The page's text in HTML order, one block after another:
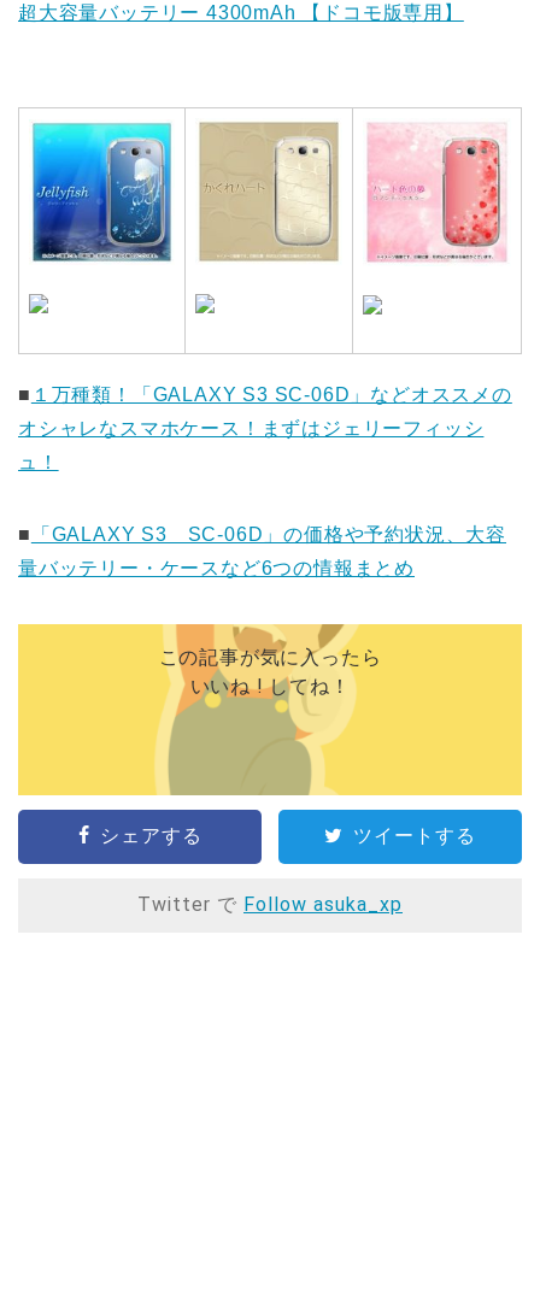
超大容量バッテリー 4300mAh 【ドコモ版専用】
■ １万種類！「GALAXY S3 SC-06D」などオススメの
オシャレなスマホケース！まずはジェリーフィッシ
ュ！
■
「GALAXY S3 SC-06D」の価格や予約状況、大容
量バッテリー・ケースなど6つの情報まとめ
この記事が気に入ったら
いいね ! してね！
シェアする ツイートする
Twitter で Follow asuka_xp